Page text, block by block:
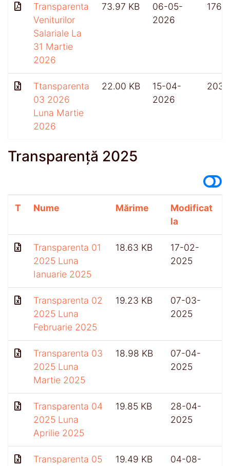
Transparenta
Veniturilor
Salariale La
31 Martie
2026
73.97 KB
06-05-
2026
176
Ttansparenta
03 2026
Luna Martie
2026
22.00 KB
15-04-
2026
203
Transparență 2025
T Nume Mărime
Modificat
la
Transparenta 01
2025 Luna
Ianuarie 2025
18.63 KB
17-02-
2025
Transparenta 02
2025 Luna
Februarie 2025
19.23 KB
07-03-
2025
Transparenta 03
2025 Luna
Martie 2025
18.98 KB
07-04-
2025
Transparenta 04
2025 Luna
Aprilie 2025
19.85 KB
28-04-
2025
Transparenta 05
19.49 KB
04-08-